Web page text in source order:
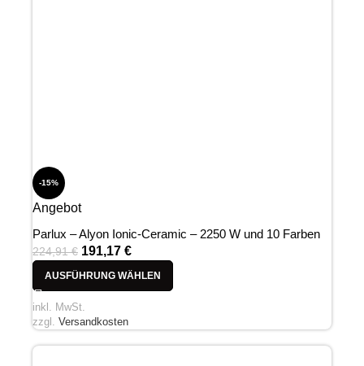
-15%
Angebot
Parlux – Alyon Ionic-Ceramic – 2250 W und 10 Farben
224,91€ 191,17 €
AUSFÜHRUNG WÄHLEN
inkl. MwSt.
zzgl. Versandkosten